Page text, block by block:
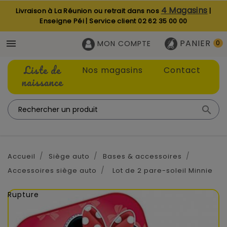
Livraison à La Réunion ou retrait dans nos 4 Magasins |
Enseigne Péi | Service client02 62 35 00 00
 PANIER 0
MON COMPTE
Liste de
naissance
Nos magasins Contact

Accueil Siège auto
Bases & accessoires
Accessoires siège auto
Lot de 2 pare-soleil Minnie
Rupture